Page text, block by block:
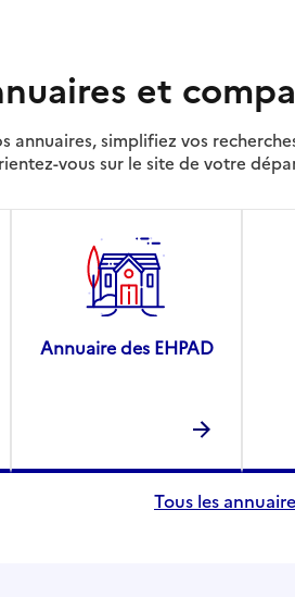
et
annuaires, simplifiez vos
vous sur le site de votre
Annuaire des EHPAD
Tous les